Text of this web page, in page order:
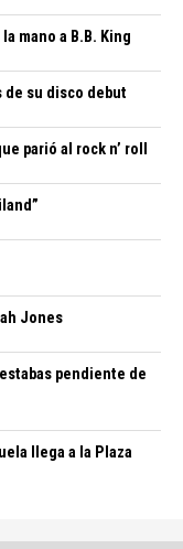
mano a B.B. King
de su disco debut
parió al rock n’ roll
Jones
pendiente de
llega a la Plaza